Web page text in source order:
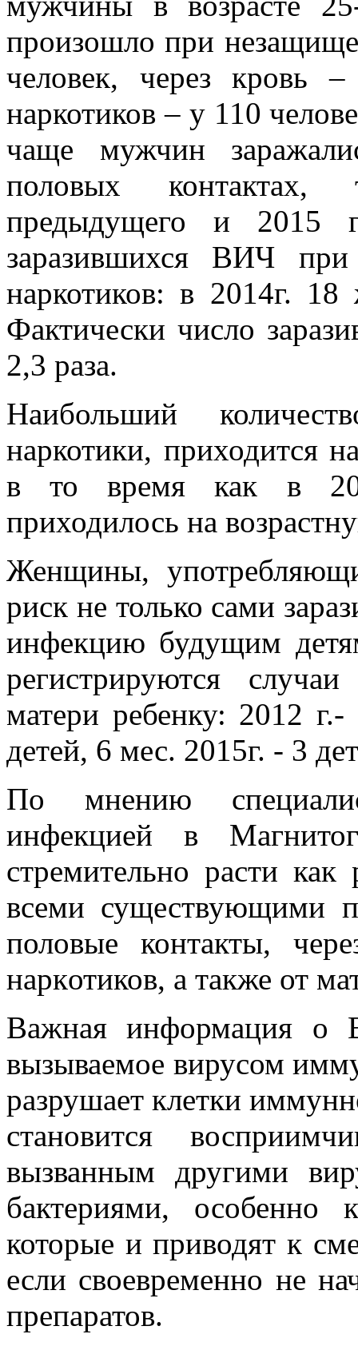
произошло при
человек, через кровь
наркотиков – у 110
чаще мужчин
половых контактах,
предыдущего и 2015
заразившихся ВИЧ при
наркотиков: в 2014г.
Фактически число
2,3 раза.
Наибольший
наркотики, приходится
в то время как в
приходилось на
Женщины,
риск не только сами
инфекцию будущим
регистрируются
матери ребенку: 2012
детей, 6 мес. 2015г. - 3
По мнению
инфекцией в
стремительно расти как
всеми существующими
половые контакты,
наркотиков, а также от
Важная информация о
вызываемое вирусом
разрушает клетки
становится
вызванным другими
бактериями, особенно
которые и приводят к
если своевременно не
препаратов.